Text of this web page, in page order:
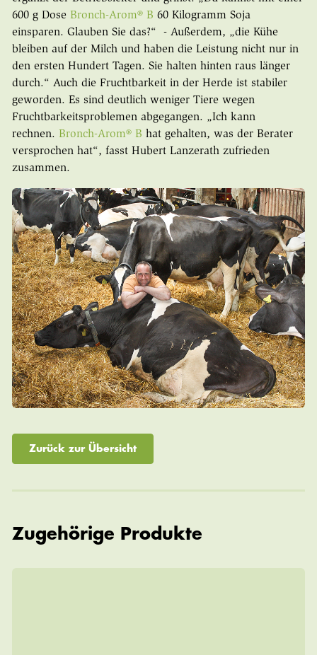
600 g Dose Bronch-Arom® B 60 Kilogramm Soja
einsparen. Glauben Sie das?“ - Außerdem, „die Kühe
bleiben auf der Milch und haben die Leistung nicht nur in
den ersten Hundert Tagen. Sie halten hinten raus länger
durch.“ Auch die Fruchtbarkeit in der Herde ist stabiler
geworden. Es sind deutlich weniger Tiere wegen
Fruchtbarkeitsproblemen abgegangen. „Ich kann
rechnen. Bronch-Arom® B hat gehalten, was der Berater
versprochen hat“, fasst Hubert Lanzerath zufrieden
zusammen.
Zurück zur Übersicht
Zugehörige Produkte